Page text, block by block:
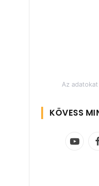
Az
KÖVESS
YouTube